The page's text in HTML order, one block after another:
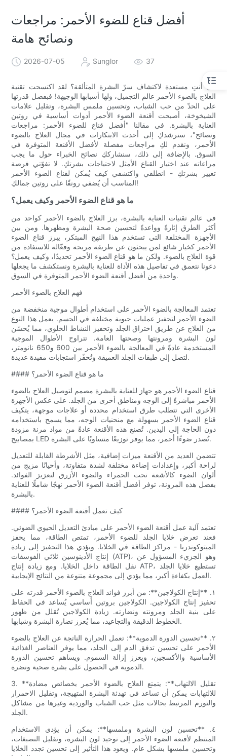
أفضل قناع للضوء الأحمر: مراجعات
ونصائح هامة
2026-07-05 Sunglor 37
هل أنتِ مستعدة لاكتشاف سرّ البشرة المتألقة؟ لقد اكتسحت تقنية
العلاج بالضوء الأحمر عالم التجميل، ولها أسبابها الوجيهة! فبفضل قدرتها
على الحدّ من حب الشباب، وتحسين ملمس البشرة، وتقليل علامات
الشيخوخة، أصبحت أقنعة الضوء الأحمر أدوات أساسية في روتين
العناية بالبشرة. في مقالنا "أفضل قناع للضوء الأحمر: مراجعات
ونصائح"، سنرشدكِ إلى أحدث الابتكارات في مجال العلاج بالضوء
الأحمر، ونقدم لكِ مراجعات مفصلة لأفضل الأقنعة المتوفرة في
السوق. بالإضافة إلى ذلك، سنشارككِ نصائح الخبراء حول ما يجب
مراعاته عند اختيار القناع الأمثل لاحتياجات بشرتكِ. لا تفوّتي فرصة
تغيير بشرتكِ - انطلقي واكتشفي كيف يُمكن لقناع الضوء الأحمر
المناسب أن يُضفي رونقًا على روتين جمالكِ!
ما هو قناع الضوء الأحمر وكيف يعمل؟
في عالم تقنيات العناية بالبشرة، برز العلاج بالضوء الأحمر كواحد من
أكثر الطرق إثارةً وواعدةً لتحسين صحة البشرة ومظهرها. ومن بين
الأجهزة المختلفة التي تستخدم هذا النهج المبتكر، يبرز قناع الضوء
الأحمر كخيار شائع لمن يبحثون عن طريقة مريحة وفعّالة للاستفادة من
قوة العلاج بالضوء. ولكن ما هو قناع الضوء الأحمر تحديدًا، وكيف يعمل؟
دعونا نتعمق في تفاصيل هذه الأداة للعناية بالبشرة ونستكشف ما يجعلها
واحدة من أفضل أقنعة الضوء الأحمر المتوفرة في السوق.
فهم العلاج بالضوء الأحمر
تعتمد المعالجة بالضوء الأحمر على استخدام أطوال موجية منخفضة من
الضوء الأحمر لتحفيز عمليات حيوية مختلفة في الجسم. يعمل هذا النوع
من العلاج عن طريق اختراق الجلد وتحفيز النشاط الخلوي، مما يُحسّن
لون البشرة ومرونتها وصحتها العامة. تتراوح الأطوال الموجية
المستخدمة عادةً في المعالجة بالضوء الأحمر بين 600 و650 نانومتر،
لتصل إلى طبقات الجلد العميقة وتُحفّز استجابات مفيدة عديدة.
#### ما هو قناع الضوء الأحمر؟
قناع الضوء الأحمر هو جهاز للعناية بالبشرة مصمم لتوصيل العلاج بالضوء
الأحمر مباشرةً إلى الوجه ومناطق أخرى من الجلد. على عكس الأجهزة
الأخرى التي تتطلب طرق استخدام محددة أو علاجات موجهة، يتكيف
قناع الضوء الأحمر بسهولة مع منحنيات الوجه، مما يسمح باستخدامه
دون الحاجة إلى اليدين. تُصنع هذه الأقنعة عادةً من مواد مرنة مزودة
بمصابيح LED تُصدر ضوءًا أحمر، مما يوفر توزيعًا متساويًا على البشرة.
تتضمن العديد من الأقنعة ميزات إضافية، مثل الأشرطة القابلة للتعديل
لراحة أكبر، وإعدادات إضاءة مختلفة لشدة متفاوتة، وأحيانًا مزيج من
ألوان الضوء كالأشعة تحت الحمراء والضوء الأزرق لتعزيز الفوائد.
بفضل هذه المرونة، توفر أفضل أقنعة الضوء الأحمر نهجًا شاملًا للعناية
بالبشرة.
#### كيف تعمل أقنعة الضوء الأحمر؟
تعتمد آلية عمل أقنعة الضوء الأحمر على مبادئ التعديل الحيوي الضوئي.
فعند تعرض خلايا الجلد للضوء الأحمر، تمتص الطاقة، مما يحفز
الميتوكوندريا - مراكز الطاقة في الخلايا. ويؤدي هذا التحفيز إلى زيادة
إنتاج الأدينوسين ثلاثي الفوسفات (ATP)، وهو الجزيء المسؤول عن
نقل الطاقة داخل الخلايا. ومع زيادة إنتاج ATP، تستطيع خلايا الجلد
العمل بكفاءة أكبر، مما يؤدي إلى مجموعة متنوعة من النتائج الإيجابية.
١. **إنتاج الكولاجين**: من أبرز فوائد العلاج بالضوء الأحمر قدرته على
تحفيز إنتاج الكولاجين. الكولاجين بروتين أساسي يُساعد في الحفاظ
على بنية الجلد ومرونته ونضارته. زيادة الكولاجين تُقلل من ظهور
الخطوط الدقيقة والتجاعيد، مما يُعزز نضارة البشرة وشبابها.
٢. **تحسين الدورة الدموية**: تعمل الحرارة الناتجة عن العلاج بالضوء
الأحمر على تحسين تدفق الدم إلى الجلد، مما يوفر العناصر الغذائية
الأساسية والأكسجين، ويعزز إزالة السموم. ويساهم تحسين الدورة
الدموية في الحصول على بشرة صحية ونضرة.
3. **تقليل الالتهاب**: يتمتع العلاج بالضوء الأحمر بخصائص مضادة
للالتهابات يمكن أن تساعد في تهدئة البشرة المتهيجة، وتقليل الاحمرار
والتورم المرتبط بحالات مثل حب الشباب والوردية وغيرها من مشاكل
الجلد.
٤. **تحسين لون البشرة وملمسها**: يمكن أن يؤدي الاستخدام
المنتظم لأقنعة الضوء الأحمر إلى توحيد لون البشرة، وتقليل التصبغات،
وتحسين ملمسها بشكل عام. ويعود هذا التأثير إلى تحسين تجدد الخلايا